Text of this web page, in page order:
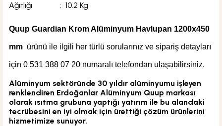
131,58 TL
Ağırlığı : 10.2 Kg
Quup Guardian Krom Alüminyum Havlupan 1200x450
mm ürünü ile ilgili her türlü sorularınız ve sipariş detayları
için 0 531 388 07 20 numaralı telefondan ulaşabilirsiniz.
Alüminyum sektöründe 30 yıldır alüminyumu işleyen
renklendiren Erdoğanlar Alüminyum Quup markası
olarak ısıtma grubuna yaptığı yatırım ile bu alandaki
tecrübesini en iyi olmak için ürettiği çözüm ürünlerini
hizmetimize sunuyor.